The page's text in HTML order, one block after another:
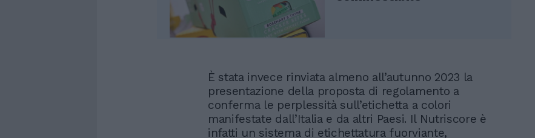
È stata invece rinviata almeno all’autunno 2023 la
presentazione della proposta di regolamento a
conferma le perplessità sull’etichetta a colori
manifestate dall’Italia e da altri Paesi. Il Nutriscore è
infatti un sistema di etichettatura fuorviante,